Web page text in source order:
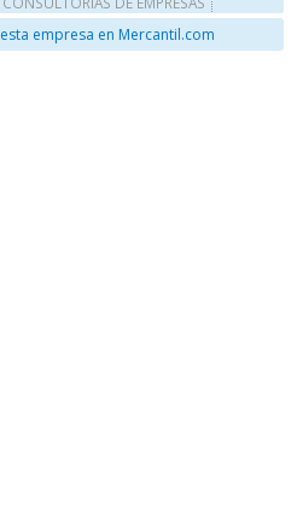
empresa en Mercantil.com